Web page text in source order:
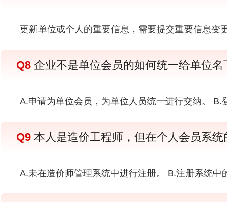
更新单位或个人的重要信息，需要提交重要信息
Q8 企业不是单位会员的如何统一给单位
A.申请为单位会员，为单位人员统一进行交纳。
Q9 本人是造价工程师，但在个人会员系统
A.未在造价师管理系统中进行注册。 B.注册系统